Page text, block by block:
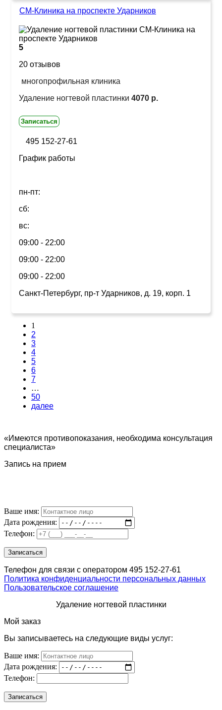
СМ-Клиника на проспекте Ударников
5
20 отзывов
многопрофильная клиника
Удаление ногтевой пластинки 4070 р.
Записаться
495 152-27-61
График работы
пн-пт:
сб:
вс:
09:00 - 22:00
09:00 - 22:00
09:00 - 22:00
Санкт-Петербург, пр-т Ударников, д. 19, корп. 1
1
2
3
4
5
6
7
…
50
далее
«Имеются противопоказания, необходима консультация
специалиста»
Запись на прием
Ваше имя:
Дата рождения:
Телефон:
Телефон для связи с оператором 495 152-27-61
Политика конфиденциальности персональных данных
Пользовательское соглашение
Удаление ногтевой пластинки
Мой заказ
Вы записываетесь на следующие виды услуг:
Ваше имя:
Дата рождения:
Телефон: